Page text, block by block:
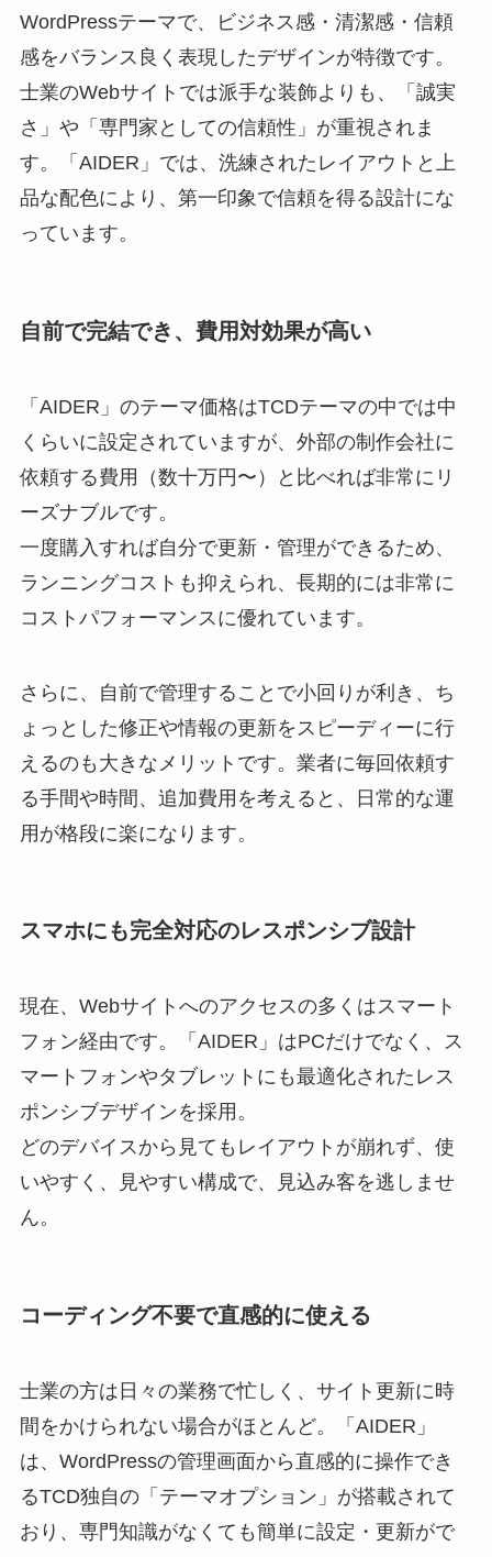
WordPressテーマで、ビジネス感・清潔感・信頼
感をバランス良く表現したデザインが特徴です。
士業のWebサイトでは派手な装飾よりも、「誠実
さ」や「専門家としての信頼性」が重視されま
す。「AIDER」では、洗練されたレイアウトと上
品な配色により、第一印象で信頼を得る設計にな
っています。
自前で完結でき、費用対効果が高い
「AIDER」のテーマ価格はTCDテーマの中では中
くらいに設定されていますが、外部の制作会社に
依頼する費用（数十万円〜）と比べれば非常にリ
ーズナブルです。
一度購入すれば自分で更新・管理ができるため、
ランニングコストも抑えられ、長期的には非常に
コストパフォーマンスに優れています。
さらに、自前で管理することで小回りが利き、ち
ょっとした修正や情報の更新をスピーディーに行
えるのも大きなメリットです。業者に毎回依頼す
る手間や時間、追加費用を考えると、日常的な運
用が格段に楽になります。
スマホにも完全対応のレスポンシブ設計
現在、Webサイトへのアクセスの多くはスマート
フォン経由です。「AIDER」はPCだけでなく、ス
マートフォンやタブレットにも最適化されたレス
ポンシブデザインを採用。
どのデバイスから見てもレイアウトが崩れず、使
いやすく、見やすい構成で、見込み客を逃しませ
ん。
コーディング不要で直感的に使える
士業の方は日々の業務で忙しく、サイト更新に時
間をかけられない場合がほとんど。「AIDER」
は、WordPressの管理画面から直感的に操作でき
るTCD独自の「テーマオプション」が搭載されて
おり、専門知識がなくても簡単に設定・更新がで